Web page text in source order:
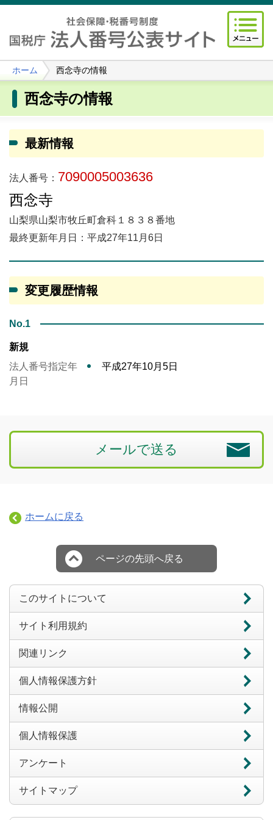
ホーム 西念寺の情報
西念寺の情報
最新情報
法人番号： 7090005003636
西念寺
山梨県山梨市牧丘町倉科１８３８番地
最終更新年月日：平成27年11月6日
変更履歴情報
No.1
新規
法人番号指定年
月日
平成27年10月5日
メールで送る
ホームに戻る
ページの先頭へ戻る
このサイトについて
サイト利用規約
関連リンク
個人情報保護方針
情報公開
個人情報保護
アンケート
サイトマップ